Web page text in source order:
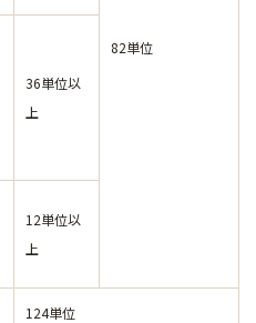
82単位
36単位以
上
12単位以
上
124単位